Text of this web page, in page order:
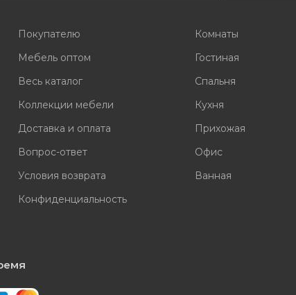
Покупателю
Мебель оптом
Весь каталог
Коллекции мебели
Доставка и оплата
Вопрос-ответ
Условия возврата
Конфиденциальность
Комнаты
Гостиная
Спальня
Кухня
Прихожая
Офис
Ванная